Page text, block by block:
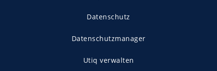
Datenschutz
Datenschutzmanager
Utiq verwalten